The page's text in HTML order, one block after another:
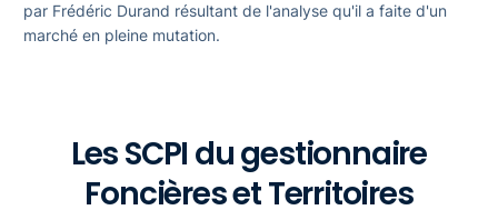
par Frédéric Durand résultant de l'analyse qu'il a faite d'un
marché en pleine mutation.
Les SCPI du gestionnaire
Foncières et Territoires